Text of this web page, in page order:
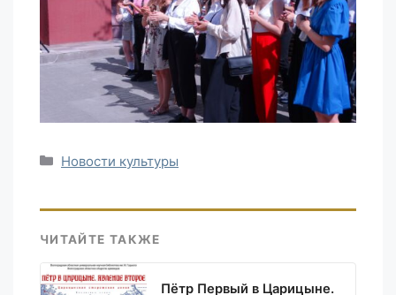
Рубрики
Новости культуры
ЧИТАЙТЕ ТАКЖЕ
Пётр Первый в Царицыне.